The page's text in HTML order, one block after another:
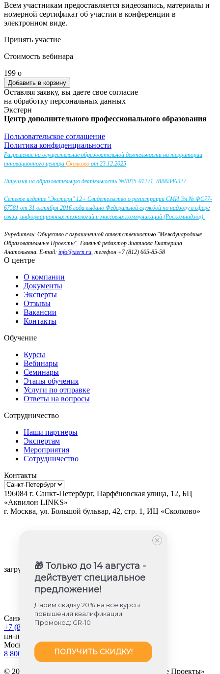
Всем участникам предоставляется видеозапись, материалы и
номерной сертификат об участии в конференции в
электронном виде.
Принять участие
Стоимость вебинара
199 o
Оставляя заявку, вы даете свое согласие
на обработку персональных данных
Экстерн
Центр дополнительного профессионального образования
Пользовательское соглашение
Политика конфиденциальности
Разрешение на осуществление образовательной деятельности на территории
инновационного центра Сколково от 23.12.2025
Лицензия на образовательную деятельность №Л035-01271-78/00346927
Сетевое издание "Экстерн" 12+ Свидетельство о регистрации СМИ Эл № ФС77-
67581 от 31 октября 2016 года выдано Федеральной службой по надзору в сфере
связи, информационных технологий и массовых коммуникаций (Роскомнадзор).
Учредитель: Общество с ограниченной ответственностью "Международные
Образовательные Проекты". Главный редактор Знатнова Екатерина
Анатольевна. E-mail: info@xtern.ru, телефон +7 (812) 605-85-58
О центре
О компании
Документы
Эксперты
Отзывы
Вакансии
Контакты
Обучение
Курсы
Вебинары
Семинары
Этапы обучения
Услуги по отправке
Ответы на вопросы
Сотрудничество
Наши партнеры
Экспертам
Мероприятия
Сотрудничество
Контакты
196084 г. Санкт-Петербург, Парфёновская улица, 12, БЦ
«Аквилон LINKS»
г. Москва, ул. Большой бульвар, 42, стр. 1, ИЦ «Сколково»
загрузка карты...
Санкт-Петербург
+7 (812) 605-85-58
пн-пт с 9:00 до 18:00
Москва
8 800 350-45-56
© 2013-2026 «Международные Образовательные Проекты»
🎁 Только до 14 августа -
действует специальное
предложение!
Дарим скидку 20% на все курсы
повышения квалификации.
Промокод: GR-10
ПОЛУЧИТЬ СКИДКУ!